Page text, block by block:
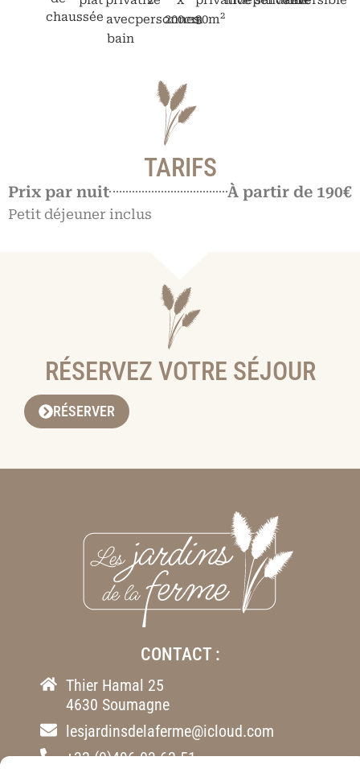
chaussée avec
bain
personnes
200cm30m2
TARIFS
Prix par nuit À partir de 190€
Petit déjeuner inclus
RÉSERVEZ VOTRE SÉJOUR
RÉSERVER
CONTACT :
Thier Hamal 25
4630 Soumagne
lesjardinsdelaferme@icloud.com
+32 (0)496 03 62 51